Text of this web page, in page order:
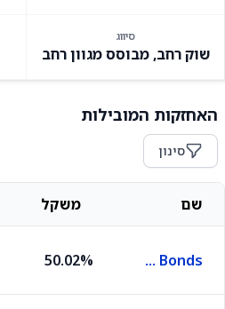
סיווג
שוק רחב, מבוסס מגוון רחב
האחזקות המובילות
סינון
שם משקל
KSM ETF (0A) Government Bonds
50.02%